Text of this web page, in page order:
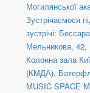
Могилянської
Зустрічаємося
зустрічі:
Мельникова, 42,
Колонна зала
(КМДА),
MUSIC SPACE